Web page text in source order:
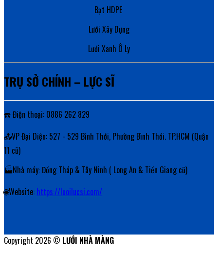
Bạt HDPE
Lưới Xây Dựng
Lưới Xanh Ô Ly
TRỤ SỞ CHÍNH – LỰC SĨ
☎️ Điện thoại: 0886 262 829
📤VP Đại Diện: 527 - 529 Bình Thới, Phường Bình Thới. TP.HCM (Quận
11 cũ)
🏭Nhà máy: Đồng Tháp & Tây Ninh ( Long An & Tiền Giang cũ)
🌐Website: https://luoilucsi.com/
Copyright 2026 © LƯỚI NHÀ MÀNG